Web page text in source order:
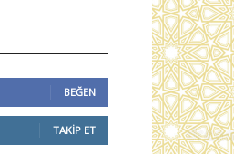
BEĞEN
TAKIP ET